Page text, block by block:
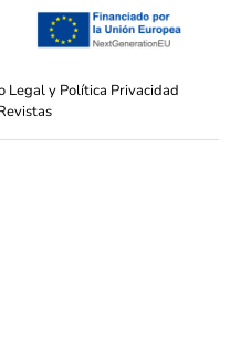
Legal y Política Privacidad